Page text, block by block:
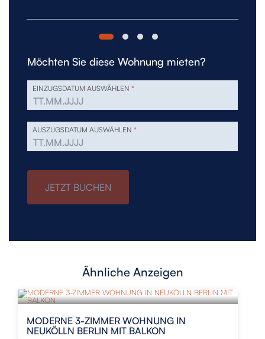
Möchten Sie diese Wohnung mieten?
EINZUGSDATUM AUSWÄHLEN*
AUSZUGSDATUM AUSWÄHLEN*
JETZT BUCHEN
Ähnliche Anzeigen
MODERNE 3-ZIMMER WOHNUNG IN
NEUKÖLLN BERLIN MIT BALKON